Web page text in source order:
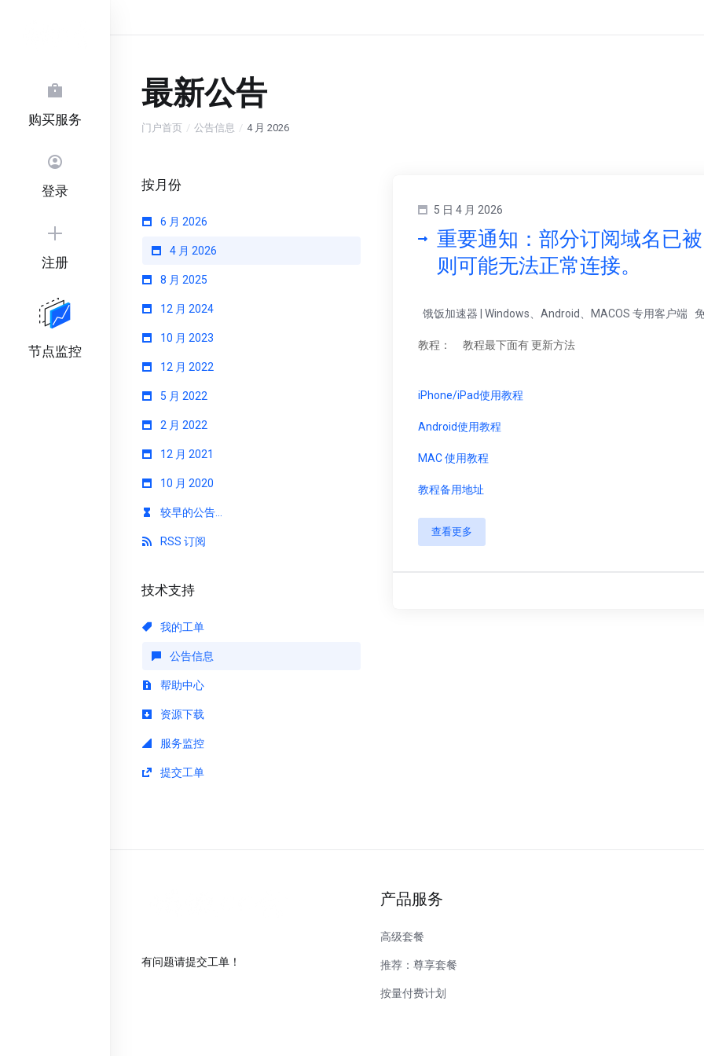
购买服务
登录
注册
节点监控
最新公告
门户首页 公告信息 4 月 2026
按月份
6 月 2026
4 月 2026
8 月 2025
12 月 2024
10 月 2023
12 月 2022
5 月 2022
2 月 2022
12 月 2021
10 月 2020
较早的公告...
RSS 订阅
技术支持
我的工单
公告信息
帮助中心
资源下载
服务监控
提交工单
5 日 4 月 2026
重要通知：部分订阅域名已
则可能无法正常连接。
饿饭加速器 | Windows、Android、MACOS 专用客户端
教程： 教程最下面有 更新方法
iPhone/iPad使用教程
Android使用教程
MAC 使用教程
教程备用地址
查看更多
有问题请提交工单！
产品服务
高级套餐
推荐：尊享套餐
按量付费计划